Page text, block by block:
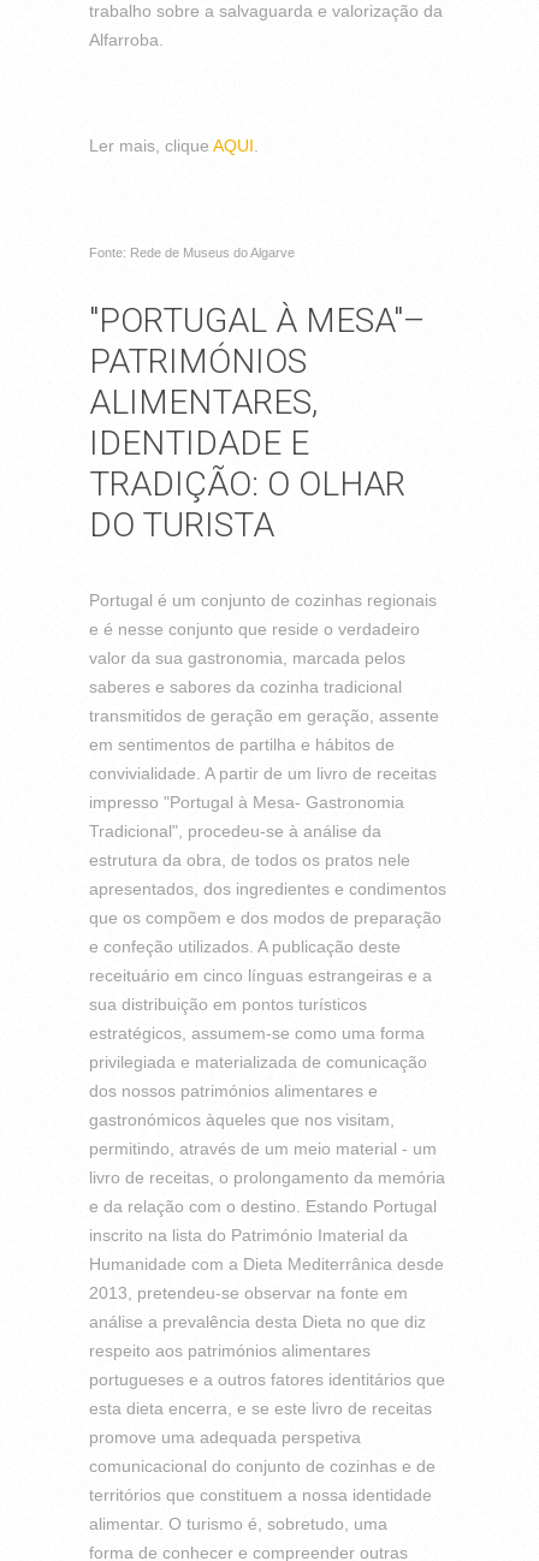
trabalho sobre a salvaguarda e valorização da
Alfarroba.
Ler mais, clique AQUI
Fonte: Rede de Museus do Algarve
"PORTUGAL À MESA"–
PATRIMÓNIOS
ALIMENTARES,
IDENTIDADE E
TRADIÇÃO: O OLHAR
DO TURISTA
Portugal é um conjunto de cozinhas regionais
e é nesse conjunto que reside o verdadeiro
valor da sua gastronomia, marcada pelos
saberes e sabores da cozinha tradicional
transmitidos de geração em geração, assente
em sentimentos de partilha e hábitos de
convivialidade. A partir de um livro de receitas
impresso "Portugal à Mesa- Gastronomia
Tradicional", procedeu-se à análise da
estrutura da obra, de todos os pratos nele
apresentados, dos ingredientes e condimentos
que os compõem e dos modos de preparação
e confeção utilizados. A publicação deste
receituário em cinco línguas estrangeiras e a
sua distribuição em pontos turísticos
estratégicos, assumem-se como uma forma
privilegiada e materializada de comunicação
dos nossos patrimónios alimentares e
gastronómicos àqueles que nos visitam,
permitindo, através de um meio material - um
livro de receitas, o prolongamento da memória
e da relação com o destino. Estando Portugal
inscrito na lista do Património Imaterial da
Humanidade com a Dieta Mediterrânica desde
2013, pretendeu-se observar na fonte em
análise a prevalência desta Dieta no que diz
respeito aos patrimónios alimentares
portugueses e a outros fatores identitários que
esta dieta encerra, e se este livro de receitas
promove uma adequada perspetiva
comunicacional do conjunto de cozinhas e de
territórios que constituem a nossa identidade
alimentar. O turismo é, sobretudo, uma
forma de conhecer e compreender outras